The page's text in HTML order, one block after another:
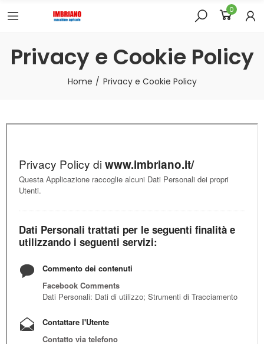
0
Privacy e Cookie Policy
Home Privacy e Cookie Policy